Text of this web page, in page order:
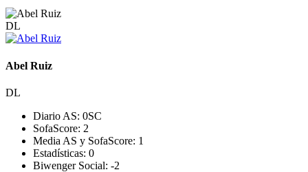
DL
Abel Ruiz
DL
Diario AS: 0SC
SofaScore: 2
Media AS y SofaScore: 1
Estadísticas: 0
Biwenger Social: -2